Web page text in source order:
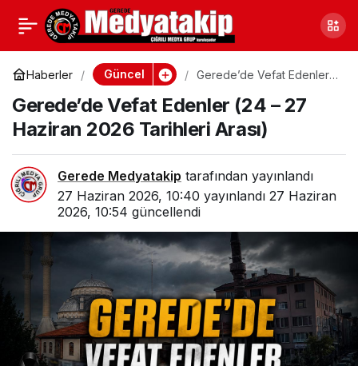
Haberler Güncel
Gerede’de Vefat Edenler
Tarihleri Arası)
Gerede’de Vefat Edenler (24 – 27
Haziran 2026 Tarihleri Arası)
Gerede Medyatakip tarafından yayınlandı
27 Haziran 2026, 10:40 yayınlandı 27 Haziran
2026, 10:54 güncellendi
Bolu’da Kaza; Takla Atıp
Savruldular, 2 Yaralı
Paylaş